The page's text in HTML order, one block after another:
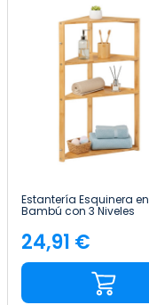
Estantería Esquinera en
Bambú con 3 Niveles
Thinia Home
Precio
24,91 €